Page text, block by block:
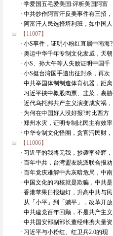
· 学爱国五毛爱美国:评析美国阿富
· 中共炒作阿富汗反美事件有三招，
· 阿富汗人民选择塔利班，如中国人
【11007】
· 小S事件，证明小粉红直属中南海?
· 奥运中华千年专制文化发威，天朝
· 小S、孙大午等人失败证明中国千
· 小S挺台湾国手遭出征封杀，再次
· 中共举国体制制造体育机器，距离
· 习近平挟中概股肉票、韭菜，裹胁
· 近代乌托邦共产主义演变成灾祸，
· 为何在中国好人没好报?对比西方
· 郑州水灾，证明专制比民主有效率
· 中华专制文化怪圈，贪官污民财，
【11006】
· 习近平的我将无我，抄袭李登辉，
· 百年中共，台湾盟友统派联合报劝
· 百年党庆难解中共灰暗危局，中南
· 中国文化的内核就是欺骗，中共是
· 香港苹果日报熄灯，升高中共与民
· 从「小平」到「躺平」，改革开放
· 中共建党百年回顾，不是共产主义
· 中共国安部副部长董经纬携大量资
· 习近平与小粉红、红卫兵2.0的现